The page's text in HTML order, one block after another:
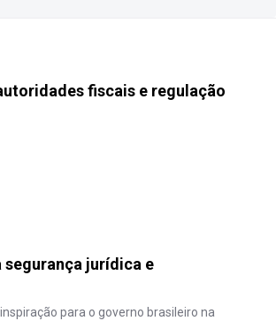
fiscais e regulação
segurança jurídica e
para o governo brasileiro na